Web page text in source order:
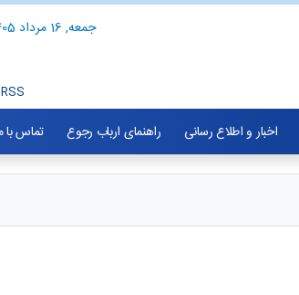
جمعه, 16 مرداد 1405
RSS
اخبار و اطلاع رسانی راهنمای ارباب رجوع تماس با